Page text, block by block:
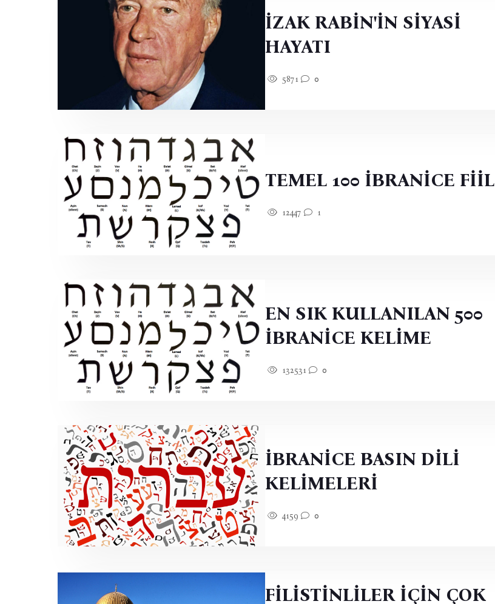
İZAK RABİN'İN SİYASİ
HAYATI
5871 0
TEMEL 100 İBRANİCE FİİL
12447 1
EN SIK KULLANILAN 500
İBRANİCE KELİME
132531 0
İBRANİCE BASIN DİLİ
KELİMELERİ
4159 0
FİLİSTİNLİLER İÇİN ÇOK